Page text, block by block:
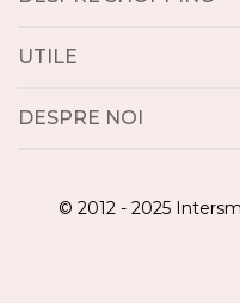
UTILE
DESPRE NOI
© 2012 - 2025